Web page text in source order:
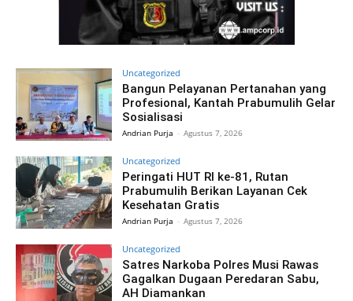
Uncategorized
Bangun Pelayanan Pertanahan yang
Profesional, Kantah Prabumulih Gelar
Sosialisasi
Andrian Purja - Agustus 7, 2026
Uncategorized
Peringati HUT RI ke-81, Rutan
Prabumulih Berikan Layanan Cek
Kesehatan Gratis
Andrian Purja - Agustus 7, 2026
Uncategorized
Satres Narkoba Polres Musi Rawas
Gagalkan Dugaan Peredaran Sabu,
AH Diamankan